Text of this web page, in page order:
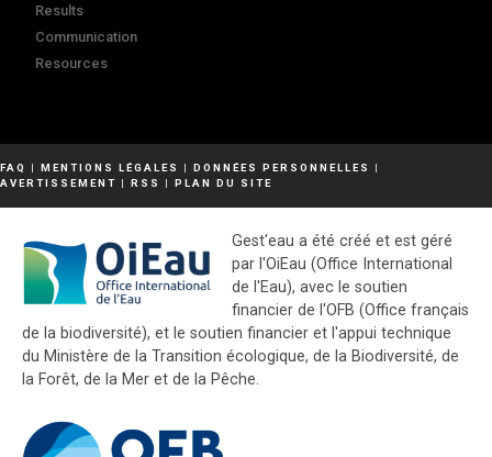
Results
Communication
Resources
FAQ | MENTIONS LÉGALES | DONNÉES PERSONNELLES
|
AVERTISSEMENT | RSS | PLAN DU SITE
Gest'eau a été créé et est géré
par l'OiEau (Office International
de l'Eau), avec le soutien
financier de l'OFB (Office français
de la biodiversité), et le soutien financier et l'appui technique
du Ministère de la Transition écologique, de la Biodiversité, de
la Forêt, de la Mer et de la Pêche.